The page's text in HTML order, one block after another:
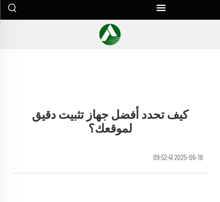
كيف تحدد أفضل جهاز تثبيت دقيق
لموقعك؟
2025-06-18 09:52:41